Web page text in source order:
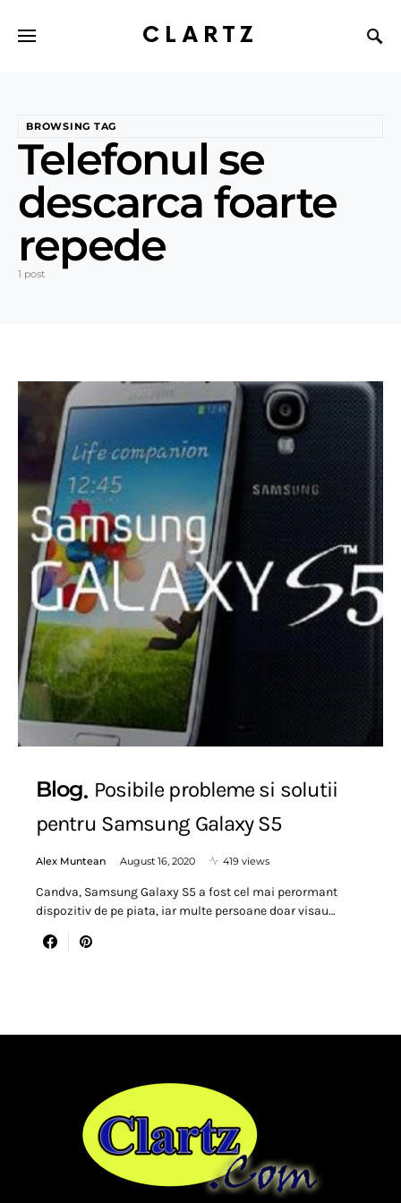
CLARTZ
BROWSING TAG
Telefonul se
descarca foarte
repede
1 post
Blog Posibile probleme si solutii
pentru Samsung Galaxy S5
Alex Muntean August 16, 2020 419 views
Candva, Samsung Galaxy S5 a fost cel mai perormant
dispozitiv de pe piata, iar multe persoane doar visau…